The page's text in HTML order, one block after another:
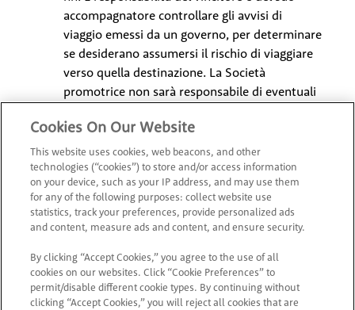
accompagnatore controllare gli avvisi di
viaggio emessi da un governo, per determinare
se desiderano assumersi il rischio di viaggiare
verso quella destinazione. La Società
promotrice non sarà responsabile di eventuali
accompagnatori a causa della mancata
osservanza degli avvisi di viaggio emessi da un
governo. È responsabilità del vincitore e del
suo accompagnatore ottenere tutte le
informazioni relative a qualsiasi vaccinazione
raccomandata ed effettuare tali vaccinazioni,
da qualsiasi paese di destinazione del premio.
ii. Il vincitore deve informare la Società
promotrice in caso di eventuali esigenze di
Cookies On Our Website
This website uses cookies, web beacons, and other
technologies (“cookies”) to store and/or access information
on your device, such as your IP address, and may use them
for any of the following purposes: collect website use
statistics, track your preferences, provide personalized ads
and content, measure ads and content, and ensure security.
By clicking “Accept Cookies,” you agree to the use of all
cookies on our websites. Click “Cookie Preferences” to
permit/disable different cookie types. By continuing without
clicking “Accept Cookies,” you will reject all cookies that are